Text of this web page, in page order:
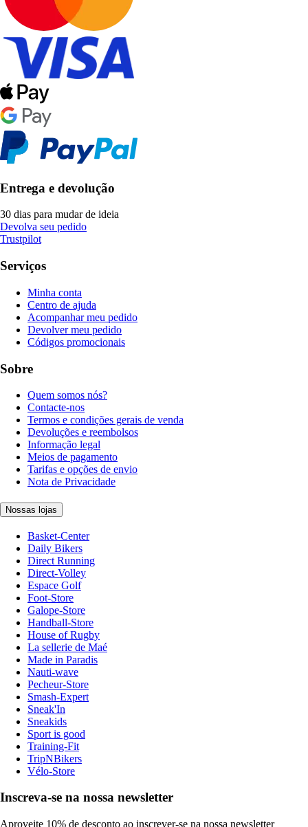
Entrega e devolução
30 dias para mudar de ideia
Devolva seu pedido
Trustpilot
Serviços
Minha conta
Centro de ajuda
Acompanhar meu pedido
Devolver meu pedido
Códigos promocionais
Sobre
Quem somos nós?
Contacte-nos
Termos e condições gerais de venda
Devoluções e reembolsos
Informação legal
Meios de pagamento
Tarifas e opções de envio
Nota de Privacidade
Nossas lojas
Basket-Center
Daily Bikers
Direct Running
Direct-Volley
Espace Golf
Foot-Store
Galope-Store
Handball-Store
House of Rugby
La sellerie de Maé
Made in Paradis
Nauti-wave
Pecheur-Store
Smash-Expert
Sneak'In
Sneakids
Sport is good
Training-Fit
TripNBikers
Vélo-Store
Inscreva-se na nossa newsletter
Aproveite 10% de desconto ao inscrever-se na nossa newsletter